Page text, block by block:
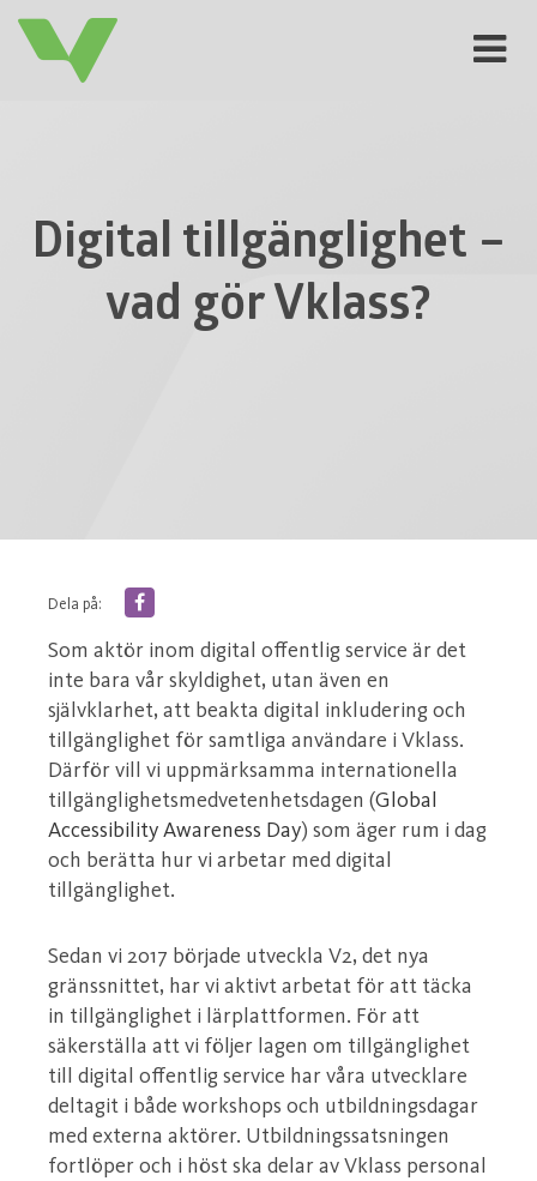
Toggle
Digital tillgänglighet –
vad gör Vklass?
Dela på:
Som aktör inom digital offentlig service är det
inte bara vår skyldighet, utan även en
självklarhet, att beakta digital inkludering och
tillgänglighet för samtliga användare i Vklass.
Därför vill vi uppmärksamma internationella
tillgänglighetsmedvetenhetsdagen (Global
Accessibility Awareness Day) som äger rum i dag
och berätta hur vi arbetar med digital
tillgänglighet.
Sedan vi 2017 började utveckla V2, det nya
gränssnittet, har vi aktivt arbetat för att täcka
in tillgänglighet i lärplattformen. För att
säkerställa att vi följer lagen om tillgänglighet
till digital offentlig service har våra utvecklare
deltagit i både workshops och utbildningsdagar
med externa aktörer. Utbildningssatsningen
fortlöper och i höst ska delar av Vklass personal